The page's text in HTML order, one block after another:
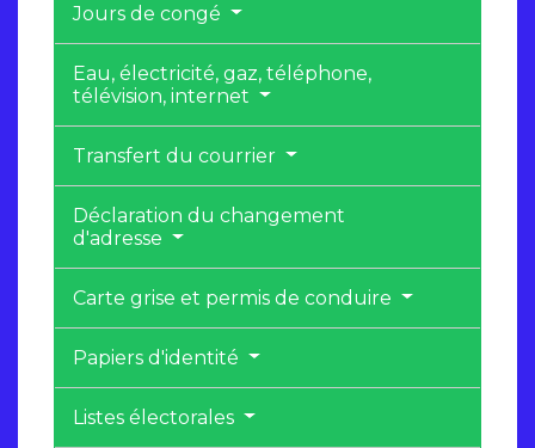
Jours de congé
Eau, électricité, gaz, téléphone,
télévision, internet
Transfert du courrier
Déclaration du changement
d'adresse
Carte grise et permis de conduire
Papiers d'identité
Listes électorales